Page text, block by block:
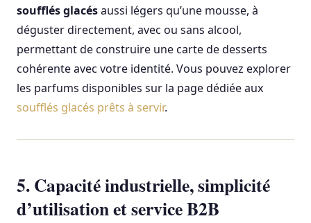
soufflés glacésaussi légers qu’une mousse, à
déguster directement, avec ou sans alcool,
permettant de construire une carte de desserts
cohérente avec votre identité. Vous pouvez explorer
les parfums disponibles sur la page dédiée aux
soufflés glacés prêts à servir.
5. Capacité industrielle, simplicité
d’utilisation et service B2B